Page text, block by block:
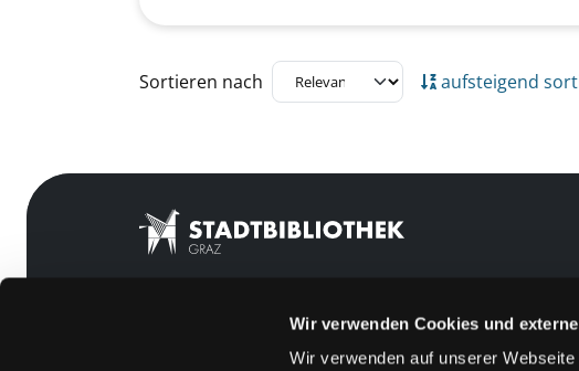
Wir verwenden Cookies und
Wir verwenden auf unserer
Zu den Suchfiltern springen
Sortieren nach aufsteigend
Feedback